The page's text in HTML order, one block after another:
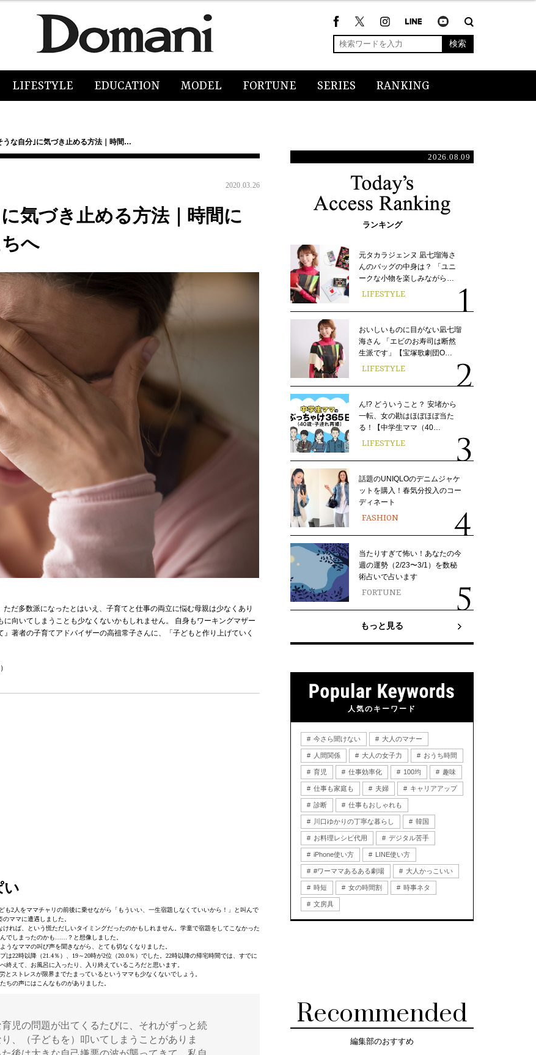
検索
LIFESTYLE EDUCATION MODEL FORTUNE SERIES RANKING
うな自分｣に気づき止める方法｜時間…
2020.03.26
気づき止める方法｜時間に
へ
だ多数派になったとはいえ、子育てと仕事の両立に悩む母親は少なくあり
向いてしまうことも少なくないかもしれません。 自身もワーキングマザー
著者の子育てアドバイザーの高祖常子さんに、「子どもと作り上げていく
い
2人をママチャリの前後に乗せながら「もういい、一生宿題しなくていいから！」と叫んで
のママに遭遇しました。
れば、という慌ただしいタイミングだったのかもしれません。学童で宿題をしてこなかった
でしまったのかも……？と想像しました。
うなママの叫び声を聞きながら、とても切なくなりました。
22時以降（21.4％）、19～20時が2位（20.0％）でした。22時以降の帰宅時間では、すでに
終えて、お風呂に入ったり、入り終えているころだと思います。
ストレスが限界までたまっているというママも少なくないでしょう。
ちの声にはこんなものがありました。
児の問題が出てくるたびに、それがずっと続
、（子どもを）叩いてしまうことがありま
2026.08.09
ランキング
元タカラジェンヌ 凪七瑠海さ
んのバッグの中身は？ 「ユニ
ークな小物を楽しみながら…
LIFESTYLE
おいしいものに目がない凪七瑠
海さん 「エビのお寿司は断然
生派です」【宝塚歌劇団O…
LIFESTYLE
ん!? どういうこと？ 安堵から
一転、女の勘はほぼほぼ当た
る！【中学生ママ（40…
LIFESTYLE
話題のUNIQLOのデニムジャケ
ットを購入！春気分投入のコー
ディネート
FASHION
当たりすぎて怖い！あなたの今
週の運勢（2/23〜3/1）を数秘
術占いで占います
FORTUNE
もっと見る
人気のキーワード
今さら聞けない 大人のマナー
人間関係 大人の女子力 おうち時間
育児 仕事効率化 100均 趣味
仕事も家庭も 夫婦 キャリアアップ
診断 仕事もおしゃれも
川口ゆかりの丁寧な暮らし 韓国
お料理レシピ代用 デジタル苦手
iPhone使い方 LINE使い方
#ワーママあるある劇場 大人かっこいい
時短 女の時間割 時事ネタ
文房具
Recommended
編集部のおすすめ